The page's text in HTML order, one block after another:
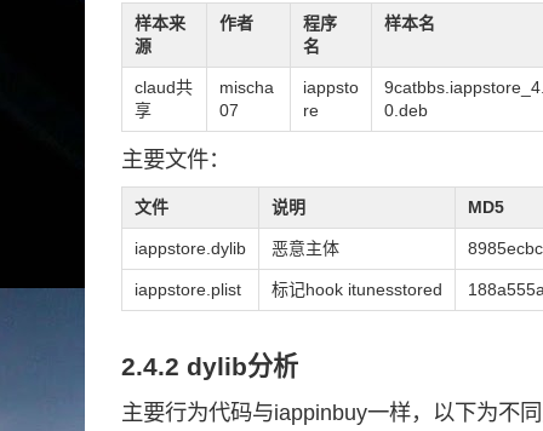
样本来
源
作者
程序
名
样本名
claud共
享
mischa
07
iappsto
re
0.deb
主要文件：
文件 说明 MD5
iappstore.dylib 恶意主体
iappstore.plist 标记hook itunesstored
2.4.2 dylib分析
主要行为代码与iappinbuy一样，以下为不